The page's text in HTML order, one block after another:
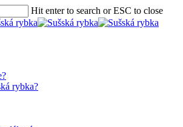
Hit enter to search or ESC to close
rybka?